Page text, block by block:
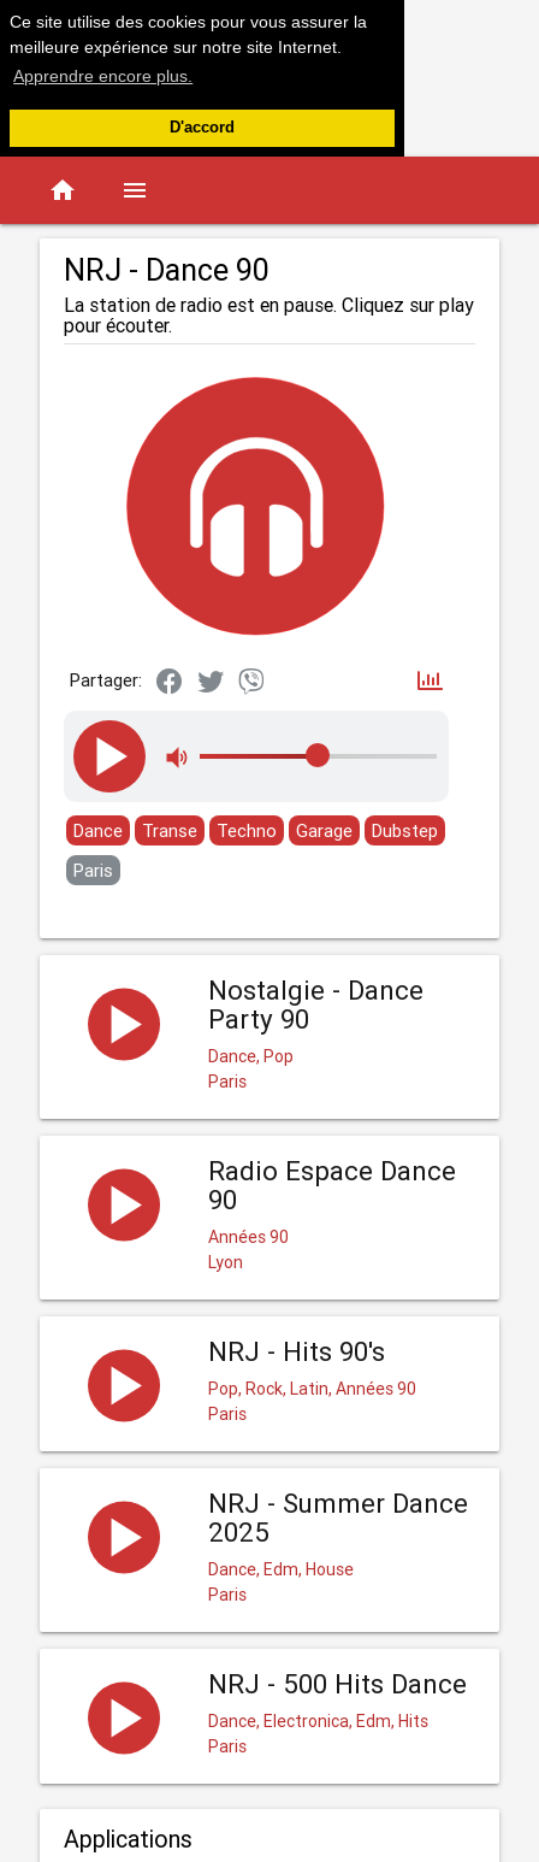
Ce site utilise des cookies pour vous assurer la
meilleure expérience sur notre site Internet.
Apprendre encore plus.
D'accord
home menu
NRJ - Dance 90
La station de radio est en pause. Cliquez sur play
pour écouter.
Partager:
Dance Transe Techno Garage
Dubstep
Paris
Nostalgie - Dance
Party 90
Dance, Pop
Paris
Radio Espace Dance
90
Années 90
Lyon
NRJ - Hits 90's
Pop, Rock, Latin, Années 90
Paris
NRJ - Summer Dance
2025
Dance, Edm, House
Paris
NRJ - 500 Hits Dance
Dance, Electronica, Edm, Hits
Paris
Applications